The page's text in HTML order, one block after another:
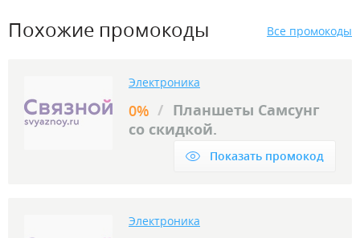
Похожие промокоды Все промокоды
Электроника
0% / Планшеты Самсунг
со скидкой.
Показать промокод
Электроника